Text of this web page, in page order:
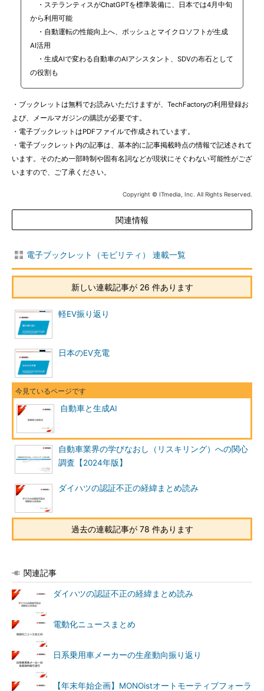
・ステランティスがChatGPTを標準装備に、日本では4月中旬
から利用可能
・自動運転の性能向上へ、ボッシュとマイクロソフトが生成
AI活用
・生成AIで変わる自動車のAIアシスタント、SDVの布石として
の役割も
・ブックレットは無料でお読みいただけますが、TechFactoryの利用登録お
よび、メールマガジンの購読が必要です。
・電子ブックレットはPDFファイルで作成されています。
・電子ブックレット内の記事は、基本的に記事掲載時点の情報で記述されて
います。そのため一部時制や固有名詞などが現状にそぐわない可能性がござ
いますので、ご了承ください。
Copyright © ITmedia, Inc. All Rights Reserved.
関連情報
電子ブックレット（モビリティ） 連載一覧
新しい連載記事が 26 件あります
軽EV振り返り
日本のEV充電
自動車と生成AI
自動車業界の学びなおし（リスキリング）への関心
調査【2024年版】
ダイハツの認証不正の経緯まとめ読み
過去の連載記事が 78 件あります
関連記事
ダイハツの認証不正の経緯まとめ読み
電動化ニュースまとめ
日系乗用車メーカーの生産動向振り返り
【年末年始企画】MONOistオートモーティブフォーラ